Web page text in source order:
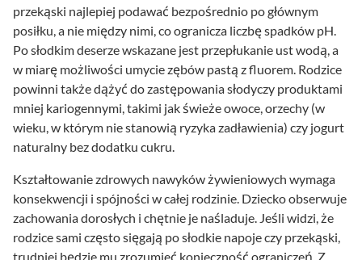
przekąski najlepiej podawać bezpośrednio po głównym
posiłku, a nie między nimi, co ogranicza liczbę spadków pH.
Po słodkim deserze wskazane jest przepłukanie ust wodą, a
w miarę możliwości umycie zębów pastą z fluorem. Rodzice
powinni także dążyć do zastępowania słodyczy produktami
mniej kariogennymi, takimi jak świeże owoce, orzechy (w
wieku, w którym nie stanowią ryzyka zadławienia) czy jogurt
naturalny bez dodatku cukru.
Kształtowanie zdrowych nawyków żywieniowych wymaga
konsekwencji i spójności w całej rodzinie. Dziecko obserwuje
zachowania dorosłych i chętnie je naśladuje. Jeśli widzi, że
rodzice sami często sięgają po słodkie napoje czy przekąski,
trudniej będzie mu zrozumieć konieczność ograniczeń. Z